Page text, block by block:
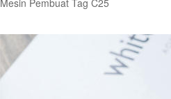
Mesin Pembuat Tag C25